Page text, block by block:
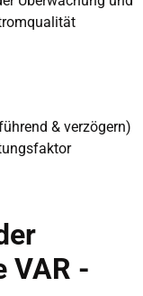
& verzögern)
VAR -